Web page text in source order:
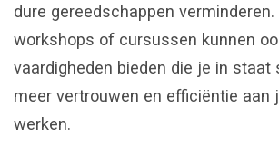
dure gereedschappen
workshops of cursussen kunnen
vaardigheden bieden die je in staat
meer vertrouwen en efficiëntie aan
werken.